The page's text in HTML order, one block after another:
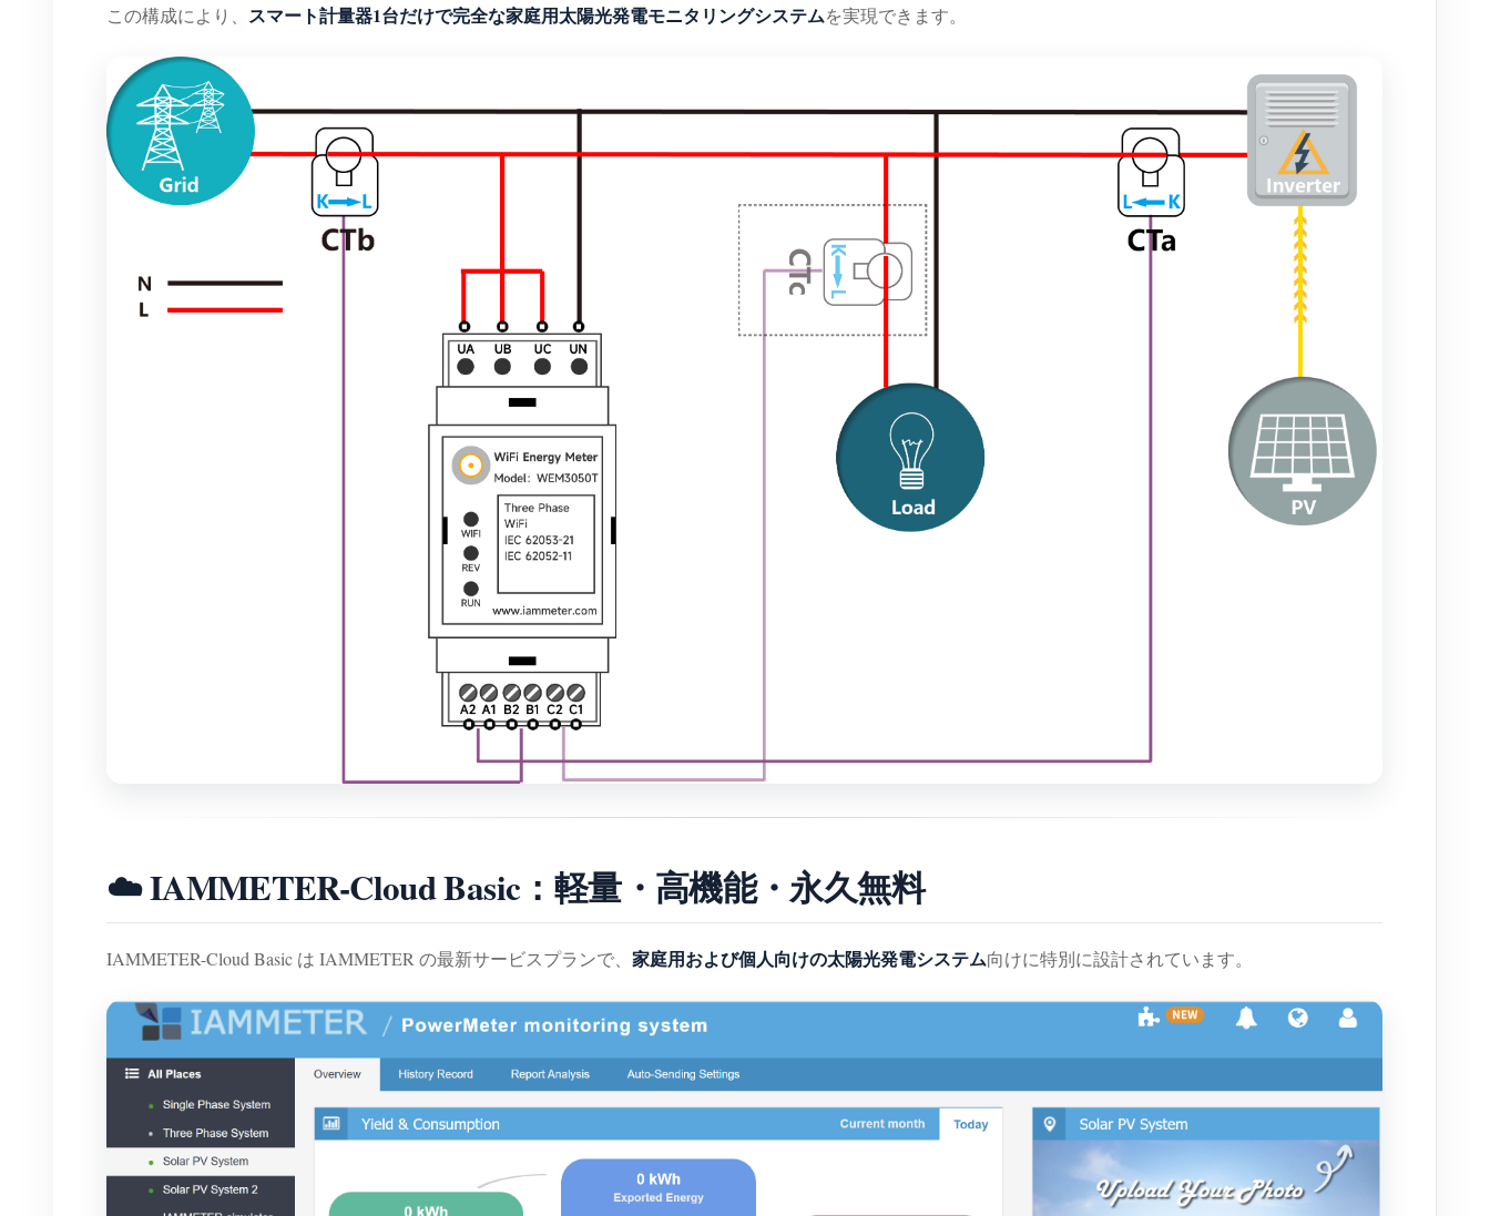
この構成により、 スマート計量器1台だけで完全な家庭用太陽光発電モニタリングシステムを実現できます。
☁️ IAMMETER-Cloud Basic：軽量・高機能・永久無料
IAMMETER-Cloud Basic は IAMMETER の最新サービスプランで、 家庭用および個人向けの太陽光発電システム向けに特別に設計されています。